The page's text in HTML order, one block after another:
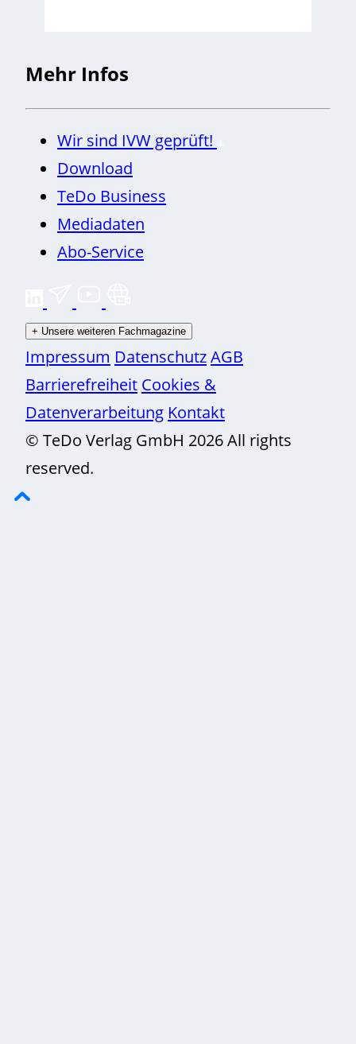
Mehr Infos
Wir sind IVW geprüft!
Download
TeDo Business
Mediadaten
Abo-Service
+ Unsere weiteren Fachmagazine
Impressum DatenschutzAGB
Barrierefreiheit Cookies &
Datenverarbeitung Kontakt
© TeDo Verlag GmbH 2026 All rights
reserved.